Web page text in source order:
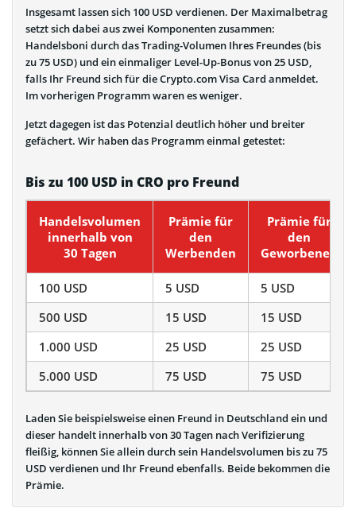
Insgesamt lassen sich 100 USD verdienen. Der Maximalbetrag
setzt sich dabei aus zwei Komponenten zusammen:
Handelsboni durch das Trading-Volumen Ihres Freundes (bis
zu 75 USD) und ein einmaliger Level-Up-Bonus von 25 USD,
falls Ihr Freund sich für die Crypto.com Visa Card anmeldet.
Im vorherigen Programm waren es weniger.
Jetzt dagegen ist das Potenzial deutlich höher und breiter
gefächert. Wir haben das Programm einmal getestet:
Bis zu 100 USD in CRO pro Freund
Handelsvolumen
innerhalb von
30 Tagen
Prämie für
den
Werbenden
Prämie für
den
Geworbenen
100 USD 5 USD
5 USD
500 USD
15 USD
15 USD
1.000 USD
25 USD
25 USD
5.000 USD
75 USD 75 USD
Laden Sie beispielsweise einen Freund in Deutschland ein und
dieser handelt innerhalb von 30 Tagen nach Verifizierung
fleißig, können Sie allein durch sein Handelsvolumen bis zu 75
USD verdienen und Ihr Freund ebenfalls. Beide bekommen die
Prämie.